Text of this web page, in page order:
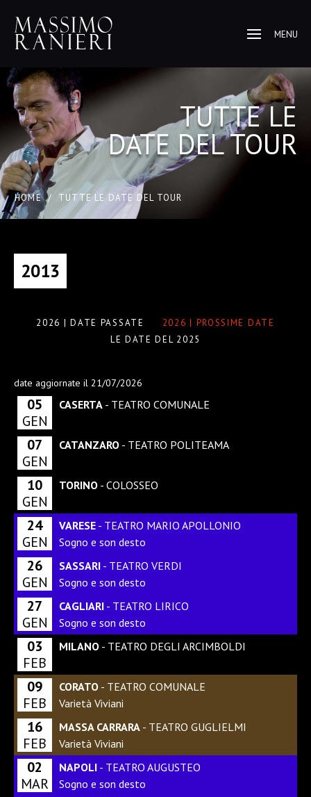
MENU
TUTTE LE
DATE DEL TOUR
HOME / TUTTE LE DATE DEL TOUR
2013
2026 | DATE PASSATE
2026 | PROSSIME DATE
LE DATE DEL 2025
date aggiornate il 21/07/2026
05
GEN
CASERTA - TEATRO COMUNALE
07
GEN
CATANZARO - TEATRO POLITEAMA
10
GEN
TORINO - COLOSSEO
24
GEN
VARESE - TEATRO MARIO APOLLONIO
Sogno e son desto
26
GEN
SASSARI - TEATRO VERDI
Sogno e son desto
27
GEN
CAGLIARI - TEATRO LIRICO
Sogno e son desto
03
FEB
MILANO - TEATRO DEGLI ARCIMBOLDI
09
FEB
CORATO - TEATRO COMUNALE
Varietà Viviani
16
FEB
MASSA CARRARA - TEATRO GUGLIELMI
Varietà Viviani
02
MAR
NAPOLI - TEATRO AUGUSTEO
Sogno e son desto